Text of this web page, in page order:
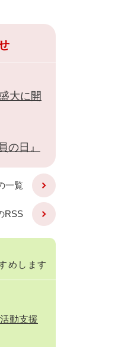
大に開
の日』
一覧
RSS
めします
動支援